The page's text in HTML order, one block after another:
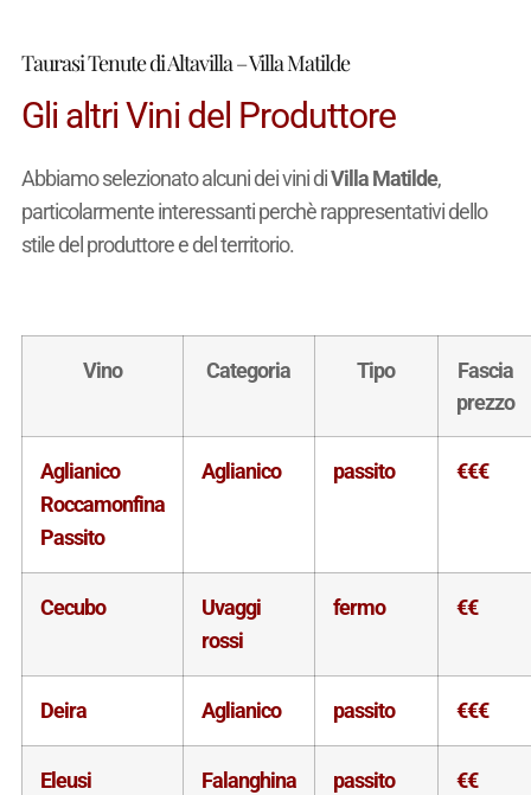
Taurasi Tenute di Altavilla – Villa Matilde
Gli altri Vini del Produttore
Abbiamo selezionato alcuni dei vini diVilla Matilde,
particolarmente interessanti perchè rappresentativi dello
stile del produttore e del territorio.
Vino Categoria Tipo
Fascia
prezzo
Aglianico
Roccamonfina
Passito
Aglianico passito €€€
Cecubo
Uvaggi
rossi
fermo €€
Deira Aglianico passito €€€
Eleusi Falanghina passito €€